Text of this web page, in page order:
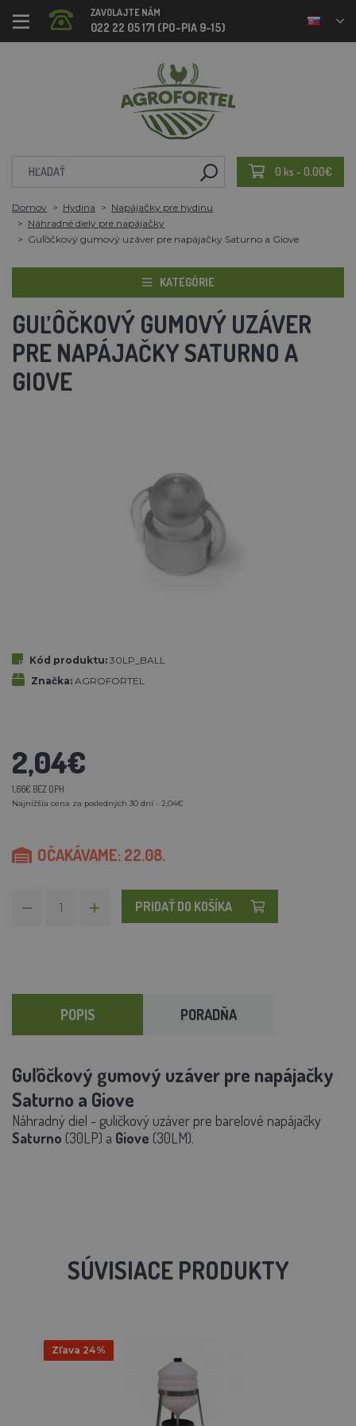
ZAVOLAJTE NÁM
022 22 05 171 (PO-PIA 9-15)
0 ks - 0,00€
Domov Hydina
Napájačky pre hydinu
Náhradné diely pre napájačky
Guľôčkový gumový uzáver pre napájačky Saturno a Giove
KATEGÓRIE
GUĽÔČKOVÝ GUMOVÝ UZÁVER
PRE NAPÁJAČKY SATURNO A
GIOVE
Kód produktu: 30LP_BALL
Značka: AGROFORTEL
2,04€
1,66€ BEZ DPH
Najnižšia cena za posledných 30 dní - 2,04€
OČAKÁVAME: 22.08.
PRIDAŤ DO KOŠÍKA
POPIS PORADŇA
Guľôčkový gumový uzáver pre napájačky
Saturno a Giove
Náhradný diel - guličkový uzáver pre barelové napájačky
Saturno (30LP) a Giove (30LM).
SÚVISIACE PRODUKTY
Zľava 24%